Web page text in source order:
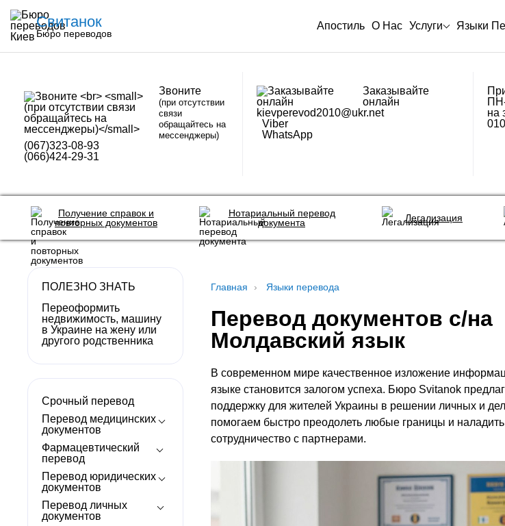
Свитанок
Бюро переводов
Апостиль О Нас Услуги Языки
Звоните
(при отсутствии
связи
обращайтесь на
мессенджеры)
(067)323-08-93
(066)424-29-31
Заказывайте
онлайн
kievperevod2010@ukr.net
Viber
WhatsApp
на
Получение справок и
повторных документов
Нотариальный перевод
документа
Легализация
ПОЛЕЗНО ЗНАТЬ
Переоформить
недвижимость, машину
в Украине на жену или
другого родственника
Срочный перевод
Перевод медицинских
документов
Фармацевтический
перевод
Перевод юридических
документов
Перевод личных
документов
Главная Языки перевода
Перевод документов с/на
Молдавский язык
В современном мире качественное изложение
языке становится залогом успеха. Бюро Svitanok
поддержку для жителей Украины в решении личных и
помогаем быстро преодолеть любые границы и
сотрудничество с партнерами.